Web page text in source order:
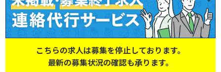
こちらの求人は募集を停止しております。
最新の募集状況の確認も承ります。